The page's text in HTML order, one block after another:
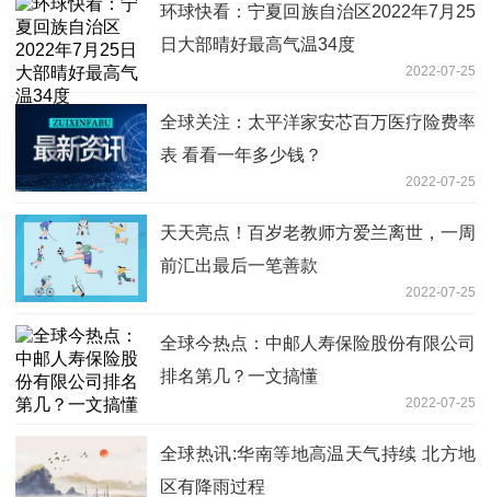
环球快看：宁夏回族自治区2022年7月25
日大部晴好最高气温34度
2022-07-25
全球关注：太平洋家安芯百万医疗险费率
表 看看一年多少钱？
2022-07-25
天天亮点！百岁老教师方爱兰离世，一周
前汇出最后一笔善款
2022-07-25
全球今热点：中邮人寿保险股份有限公司
排名第几？一文搞懂
2022-07-25
全球热讯:华南等地高温天气持续 北方地
区有降雨过程